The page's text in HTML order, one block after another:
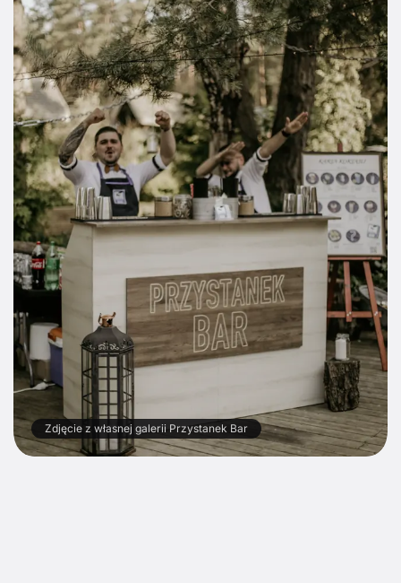
Zdjęcie z własnej galerii Przystanek Bar